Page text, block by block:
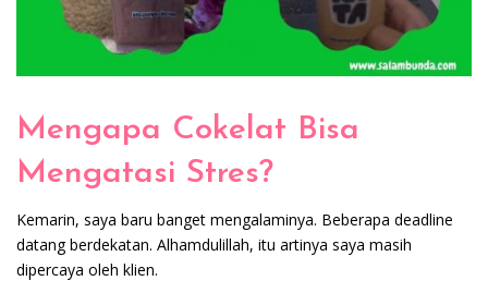
Mengapa Cokelat Bisa
Mengatasi Stres?
Kemarin, saya baru banget mengalaminya. Beberapa deadline
datang berdekatan. Alhamdulillah, itu artinya saya masih
dipercaya oleh klien.